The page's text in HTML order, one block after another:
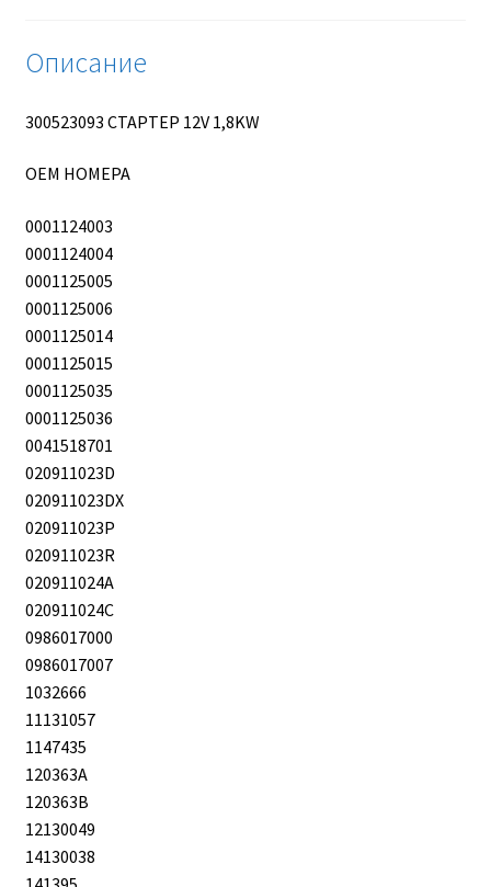
Описание
300523093 СТАРТЕР 12V 1,8KW
OEM НОМЕРА
0001124003
0001124004
0001125005
0001125006
0001125014
0001125015
0001125035
0001125036
0041518701
020911023D
020911023DX
020911023P
020911023R
020911024A
020911024C
0986017000
0986017007
1032666
11131057
1147435
120363A
120363B
12130049
14130038